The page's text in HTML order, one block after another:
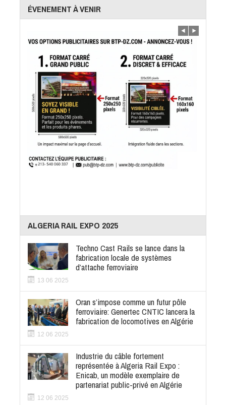
ÉVENEMENT À VENIR
ALGERIA RAIL EXPO 2025
Techno Cast Rails se lance dans la
fabrication locale de systèmes
d’attache ferroviaire
13 06 2025
Oran s’impose comme un futur pôle
ferroviaire: Genertec CNTIC lancera la
fabrication de locomotives en Algérie
12 06 2025
Industrie du câble fortement
représentée à Algeria Rail Expo :
Enicab, un modèle exemplaire de
partenariat public-privé en Algérie
12 06 2025